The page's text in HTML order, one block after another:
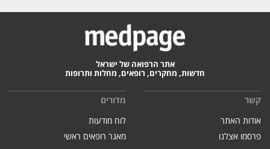
אתר הרפואה של ישראל
חדשות, מחקרים, רופאים, מחלות ותרופות
קשר
אודות האתר
פרסמו אצלנו
מדורים
לוח מודעות
מאגר רופאים ראשי